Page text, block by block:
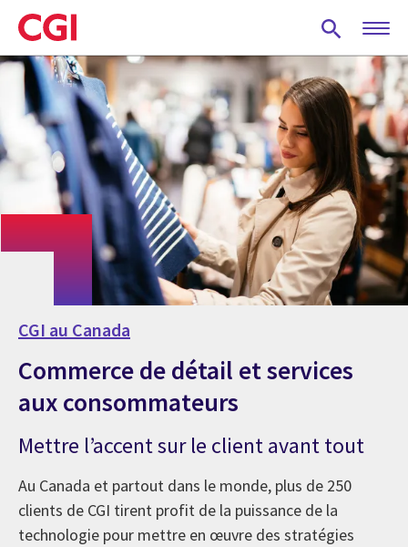
Skip
to
main
content
CGI au Canada
Commerce de détail et services
aux consommateurs
Mettre l’accent sur le client avant tout
Au Canada et partout dans le monde, plus de 250
clients de CGI tirent profit de la puissance de la
technologie pour mettre en œuvre des stratégies